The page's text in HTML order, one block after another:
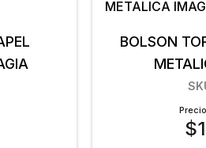
BOLSON
$